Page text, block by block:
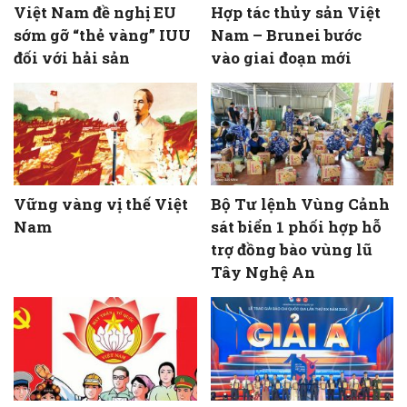
Việt Nam đề nghị EU
sớm gỡ “thẻ vàng” IUU
đối với hải sản
Hợp tác thủy sản Việt
Nam – Brunei bước
vào giai đoạn mới
Vững vàng vị thế Việt
Nam
Bộ Tư lệnh Vùng Cảnh
sát biển 1 phối hợp hỗ
trợ đồng bào vùng lũ
Tây Nghệ An